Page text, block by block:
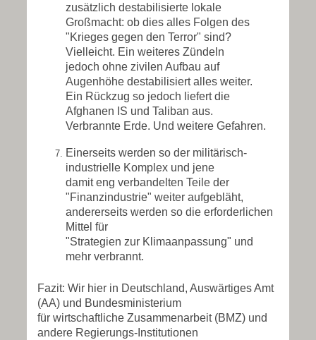
zusätzlich destabilisierte lokale
Großmacht: ob dies alles Folgen des
"Krieges gegen den Terror" sind?
Vielleicht. Ein weiteres Zündeln
jedoch ohne zivilen Aufbau auf
Augenhöhe destabilisiert alles weiter.
Ein Rückzug so jedoch liefert die
Afghanen IS und Taliban aus.
Verbrannte Erde. Und weitere Gefahren.
Einerseits werden so der militärisch-
industrielle Komplex und jene
damit eng verbandelten Teile der
"Finanzindustrie" weiter aufgebläht,
andererseits werden so die erforderlichen
Mittel für
"Strategien zur Klimaanpassung" und
mehr verbrannt.
Fazit: Wir hier in Deutschland, Auswärtiges Amt
(AA) und Bundesministerium
für wirtschaftliche Zusammenarbeit (BMZ) und
andere Regierungs-Institutionen